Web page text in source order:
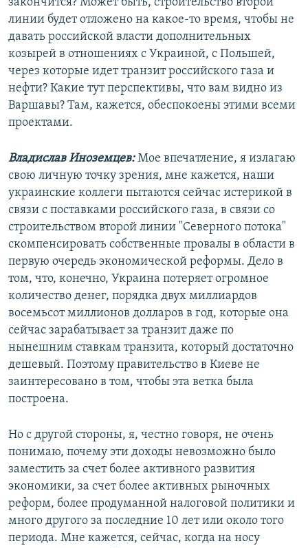
линии будет отложено на какое-то время, чтобы не
давать российской власти дополнительных
козырей в отношениях с Украиной, с Польшей,
через которые идет транзит российского газа и
нефти? Какие тут перспективы, что вам видно из
Варшавы? Там, кажется, обеспокоены этими всеми
проектами.
Владислав Иноземцев:Мое впечатление, я излагаю
свою личную точку зрения, мне кажется, наши
украинские коллеги пытаются сейчас истерикой в
связи с поставками российского газа, в связи со
строительством второй линии "Северного потока"
скомпенсировать собственные провалы в области в
первую очередь экономической реформы. Дело в
том, что, конечно, Украина потеряет огромное
количество денег, порядка двух миллиардов
восемьсот миллионов долларов в год, которые она
сейчас зарабатывает за транзит даже по
нынешним ставкам транзита, который достаточно
дешевый. Поэтому правительство в Киеве не
заинтересовано в том, чтобы эта ветка была
построена.
Но с другой стороны, я, честно говоря, не очень
понимаю, почему эти доходы невозможно было
заместить за счет более активного развития
экономики, за счет более активных рыночных
реформ, более продуманной налоговой политики и
много другого за последние 10 лет или около того
периода. Мне кажется, сейчас, когда на носу